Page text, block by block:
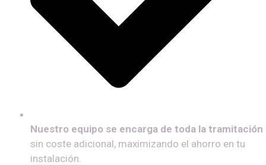
Nuestro equipo se encarga de toda la tramitación
sin coste adicional, maximizando el ahorro en tu
instalación.